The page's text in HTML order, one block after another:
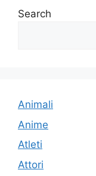
Search
Animali
Anime
Atleti
Attori